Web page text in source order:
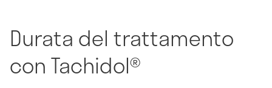
Durata del trattamento
con Tachidol®